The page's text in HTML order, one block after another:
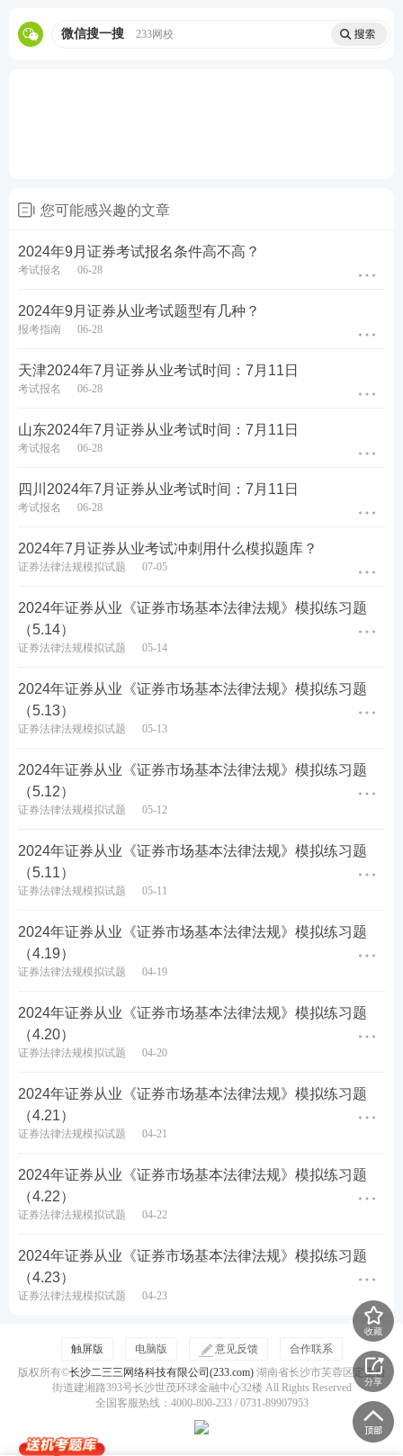
真题考点班和题库历年真题则可以帮助我们模
冲刺阶段—— 模考金题班+题库模拟题+题库点
立即试听>>
答疑互助：添加233网校证券从业学霸君微信号【
进步相约拿证！
拟试题、历年真题、易错题……海量试题任你刷！
考生可通过 下载233网校APP—— 证券从业
——做题，包括章节练习、每日一练、模拟试题、历
载>> 】
微信搜一搜 233网校
您可能感兴趣的文章
2024年9月证券考试报名条件高不高？
考试报名 06-28
2024年9月证券从业考试题型有几种？
报考指南 06-28
天津2024年7月证券从业考试时间：7月11日
考试报名 06-28
山东2024年7月证券从业考试时间：7月11日
考试报名 06-28
四川2024年7月证券从业考试时间：7月11日
考试报名 06-28
2024年7月证券从业考试冲刺用什么模拟题库？
证券法律法规模拟试题 07-05
2024年证券从业《证券市场基本法律法规》模拟练习题
（5.14）
证券法律法规模拟试题 05-14
2024年证券从业《证券市场基本法律法规》模拟练习题
（5.13）
证券法律法规模拟试题 05-13
2024年证券从业《证券市场基本法律法规》模拟练习题
（5.12）
证券法律法规模拟试题 05-12
2024年证券从业《证券市场基本法律法规》模拟练习题
（5.11）
证券法律法规模拟试题 05-11
2024年证券从业《证券市场基本法律法规》模拟练习题
（4.19）
证券法律法规模拟试题 04-19
2024年证券从业《证券市场基本法律法规》模拟练习题
（4.20）
证券法律法规模拟试题 04-20
2024年证券从业《证券市场基本法律法规》模拟练习题
（4.21）
证券法律法规模拟试题 04-21
2024年证券从业《证券市场基本法律法规》模拟练习题
（4.22）
证券法律法规模拟试题 04-22
2024年证券从业《证券市场基本法律法规》模拟练习题
（4.23）
证券法律法规模拟试题 04-23
收藏
分享
触屏版 电脑版 意见反馈
合作联系
版权所有©长沙二三三网络科技有限公司(233.com)湖南省长沙市芙蓉区定王台
街道建湘路393号长沙世茂环球金融中心32楼 All Rights Reserved
全国客服热线：4000-800-233 / 0731-89907953